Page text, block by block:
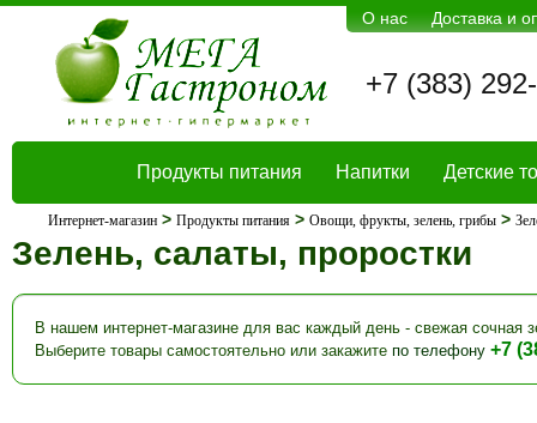
О нас Доставка и
+7 (383)
Продукты питания Напитки Детские
Интернет-магазин> Продукты питания> Овощи, фрукты, зелень, грибы>
Зелень, салаты, проростки
В нашем интернет-магазине для вас каждый день - свежая сочная
Выберите товары самостоятельно или закажите по телефону +7